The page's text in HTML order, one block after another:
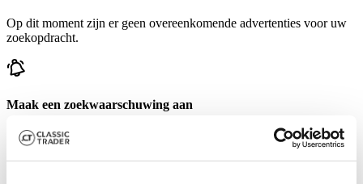
Op dit moment zijn er geen overeenkomende advertenties voor uw
zoekopdracht.
Maak een zoekwaarschuwing aan
Laat het u weten zodra er een advertentie wordt geplaatst die
overeenkomt met uw zoekfilters.